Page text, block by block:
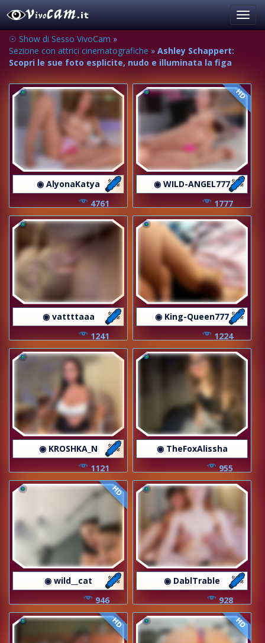
☉ Show di Sesso VivoCam »
Sezione con attrici cinematografiche » Ashley Schappert:
Scopri le sue foto esplicite, nudo e illuminata la figa
◉ AlyonaKatya
4761
HD
◉ WILD-ANGEL777
1777
◉ vattttaaa
1241
◉ King-Queen777
1224
◉ KROSHKA_N
1121
◉ TheFoxAlissha
955
HD
◉ wild__cat
946
◉ DablTrable
928
HD HD